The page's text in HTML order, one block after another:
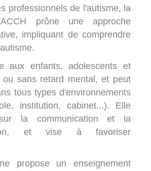
professionnels de l'autisme, la
prône une approche
, impliquant de comprendre
aux enfants, adolescents et
ou sans retard mental, et peut
tous types d'environnements
institution, cabinet...). Elle
la communication et la
et vise à favoriser
propose un enseignement